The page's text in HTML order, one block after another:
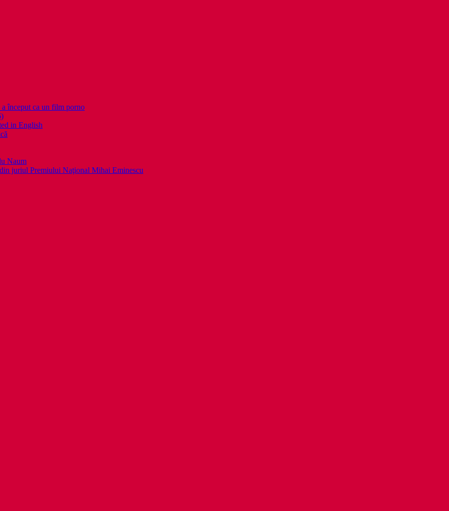
început ca un film porno
in English
Naum
juriul Premiului Naţional Mihai Eminescu